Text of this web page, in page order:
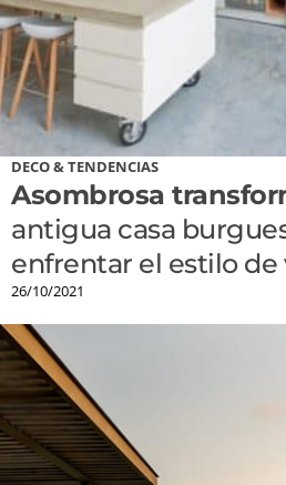
DECO & TENDENCIAS
Asombrosa
antigua casa
enfrentar el estilo de
26/10/2021